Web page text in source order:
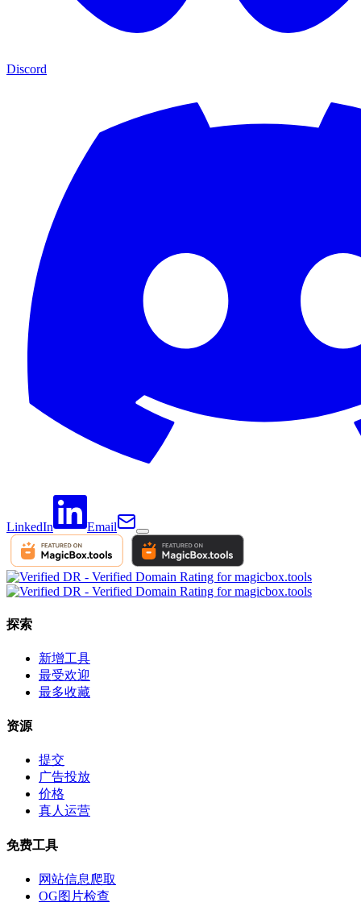
Discord
LinkedIn Email
探索
新增工具
最受欢迎
最多收藏
资源
提交
广告投放
价格
真人运营
免费工具
网站信息爬取
OG图片检查